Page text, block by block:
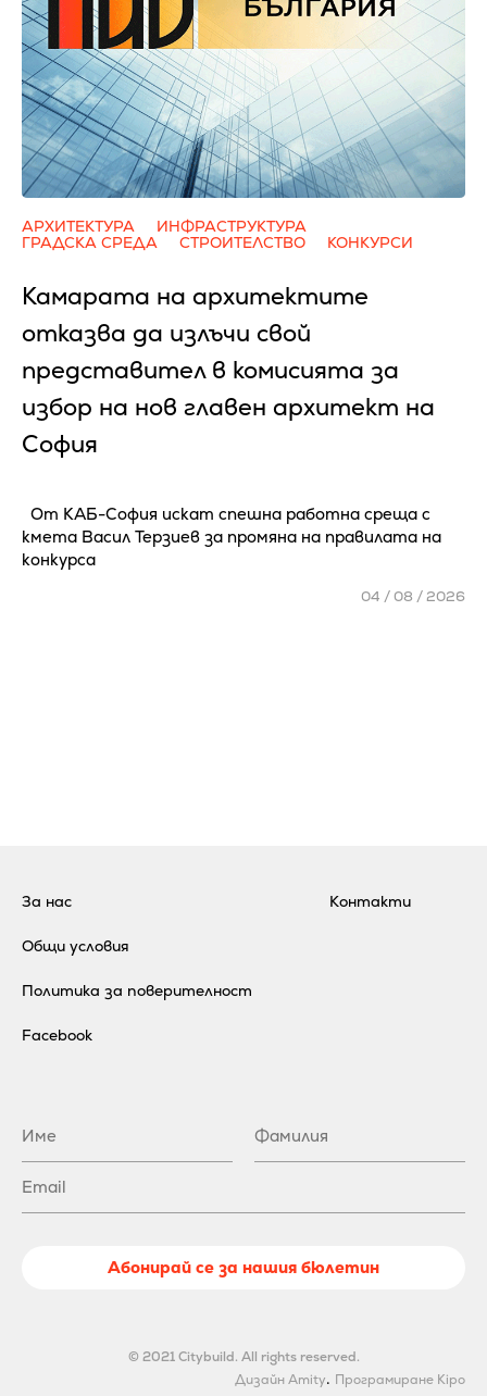
АРХИТЕКТУРА
ИНФРАСТРУКТУРА
ГРАДСКА СРЕДА
СТРОИТЕЛСТВО КОНКУРСИ
Камарата на архитектите
отказва да излъчи свой
представител в комисията за
избор на нов главен архитект на
София
От КАБ-София искат спешна работна среща с
кмета Васил Терзиев за промяна на правилата на
конкурса
04 / 08 / 2026
За нас
Общи условия
Политика за поверителност
Контакти
Facebook
Абонирай се за нашия бюлетин
© 2021 Citybuild. All rights reserved.
Дизайн Amity. Програмиране Kipo